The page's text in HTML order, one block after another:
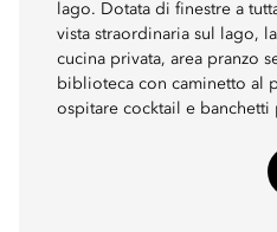
lago. Dotata di finestre a
vista straordinaria sul lago,
cucina privata, area pranzo
biblioteca con caminetto al
ospitare cocktail e banchetti